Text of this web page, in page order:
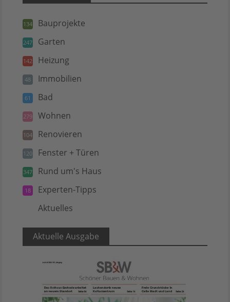
134 Bauprojekte
247 Garten
142 Heizung
48 Immobilien
61 Bad
279 Wohnen
104 Renovieren
120 Fenster + Türen
347 Rund um's Haus
18 Experten-Tipps
Aktuelles
Aktuelle Ausgabe